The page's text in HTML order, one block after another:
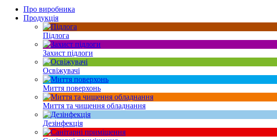
Про виробника
Продукція
Підлога
Захист підлоги
Освіжувачі
Миття поверхонь
Миття та чищення обладнання
Дезінфекція